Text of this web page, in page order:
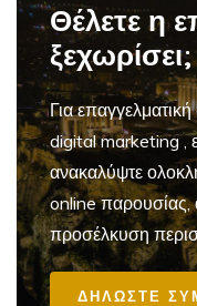
Θέλετε η
ξεχωρίσει;
Για επαγγελματική
digital marketing,
ανακαλύψτε
online παρουσίας,
προσέλκυση
ΔΗΛΩΣΤΕ